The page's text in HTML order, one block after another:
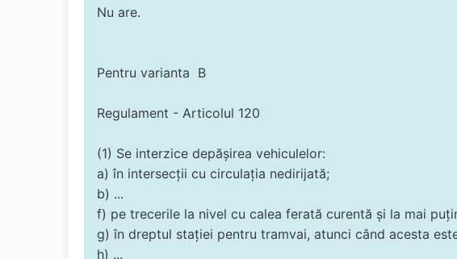
Nu are.
Pentru varianta B
Regulament - Articolul 120
(1) Se interzice depăşirea vehiculelor:
a) în intersecţii cu circulaţia nedirijată;
b) ...
f) pe trecerile la nivel cu calea ferată curentă şi la mai
g) în dreptul staţiei pentru tramvai, atunci când acesta
h) ...